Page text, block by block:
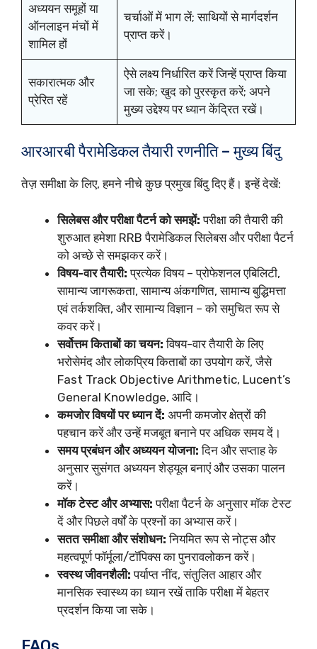
अध्ययन समूहों या
ऑनलाइन मंचों में
शामिल हों
चर्चाओं में भाग लें; साथियों से मार्गदर्शन
प्राप्त करें।
सकारात्मक और
प्रेरित रहें
ऐसे लक्ष्य निर्धारित करें जिन्हें प्राप्त किया
जा सके; खुद को पुरस्कृत करें; अपने
मुख्य उद्देश्य पर ध्यान केंद्रित रखें।
आरआरबी पैरामेडिकल तैयारी रणनीति – मुख्य बिंदु
तेज़ समीक्षा के लिए, हमने नीचे कुछ प्रमुख बिंदु दिए हैं। इन्हें देखें:
सिलेबस और परीक्षा पैटर्न को समझें: परीक्षा की तैयारी की
शुरुआत हमेशा RRB पैरामेडिकल सिलेबस और परीक्षा पैटर्न
को अच्छे से समझकर करें।
विषय-वार तैयारी: प्रत्येक विषय – प्रोफेशनल एबिलिटी,
सामान्य जागरूकता, सामान्य अंकगणित, सामान्य बुद्धिमत्ता
एवं तर्कशक्ति, और सामान्य विज्ञान – को समुचित रूप से
कवर करें।
सर्वोत्तम किताबों का चयन: विषय-वार तैयारी के लिए
भरोसेमंद और लोकप्रिय किताबों का उपयोग करें, जैसे
Fast Track Objective Arithmetic, Lucent’s
General Knowledge, आदि।
कमजोर विषयों पर ध्यान दें: अपनी कमजोर क्षेत्रों की
पहचान करें और उन्हें मजबूत बनाने पर अधिक समय दें।
समय प्रबंधन और अध्ययन योजना: दिन और सप्ताह के
अनुसार सुसंगत अध्ययन शेड्यूल बनाएं और उसका पालन
करें।
मॉक टेस्ट और अभ्यास: परीक्षा पैटर्न के अनुसार मॉक टेस्ट
दें और पिछले वर्षों के प्रश्नों का अभ्यास करें।
सतत समीक्षा और संशोधन: नियमित रूप से नोट्स और
महत्वपूर्ण फॉर्मूला/टॉपिक्स का पुनरावलोकन करें।
स्वस्थ जीवनशैली: पर्याप्त नींद, संतुलित आहार और
मानसिक स्वास्थ्य का ध्यान रखें ताकि परीक्षा में बेहतर
प्रदर्शन किया जा सके।